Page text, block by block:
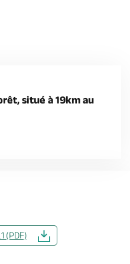
situé à 19km au
(PDF)